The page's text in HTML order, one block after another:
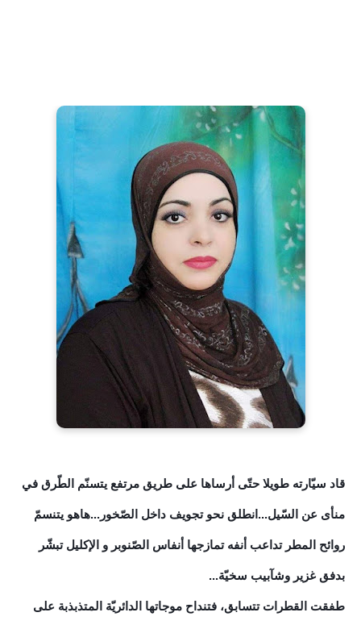
قاد سيّارته طويلا حتّى أرساها على طريق مرتفع يتسنّم الطّرق في
منأى عن السّيل...انطلق نحو تجويف داخل الصّخور...هاهو يتنسمّ
روائح المطر تداعب أنفه تمازجها أنفاس الصّنوبر و الإكليل تبشّر
بدفق غزير وشآبيب سخيّة...
طفقت القطرات تتسابق، فتنداح موجاتها الدائريّة المتذبذبة على